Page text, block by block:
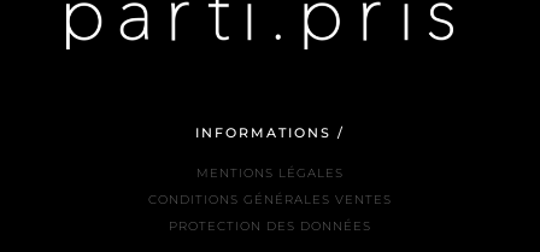
INFORMATIONS /
MENTIONS LÉGALES
CONDITIONS GÉNÉRALES VENTES
PROTECTION DES DONNÉES